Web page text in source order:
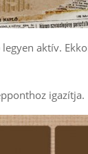
aktív.
igazítja.